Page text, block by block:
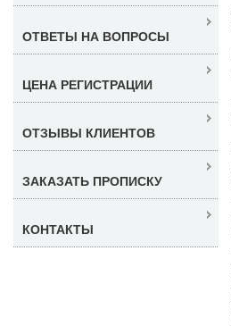
ОТВЕТЫ НА ВОПРОСЫ
ЦЕНА РЕГИСТРАЦИИ
ОТЗЫВЫ КЛИЕНТОВ
ЗАКАЗАТЬ ПРОПИСКУ
КОНТАКТЫ